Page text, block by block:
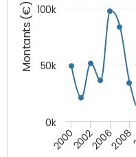
Montants (€)
2000200220062008
0k
50k
100k